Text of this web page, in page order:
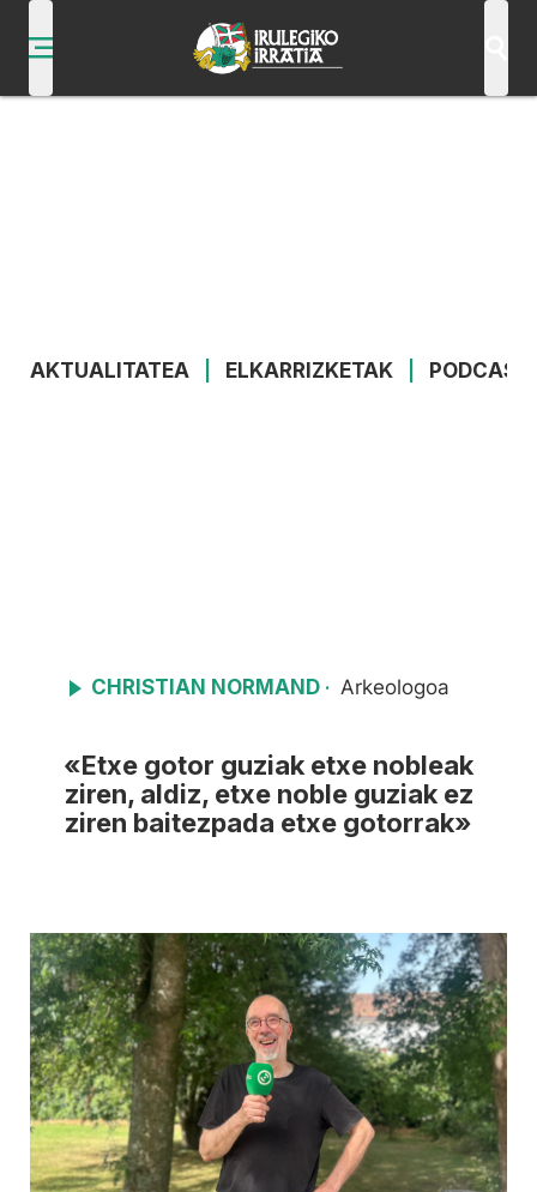
AKTUALITATEA ELKARRIZKETAK
CHRISTIAN NORMAND · Arkeologoa
«Etxe gotor guziak etxe nobleak
ziren, aldiz, etxe noble guziak ez
ziren baitezpada etxe gotorrak»